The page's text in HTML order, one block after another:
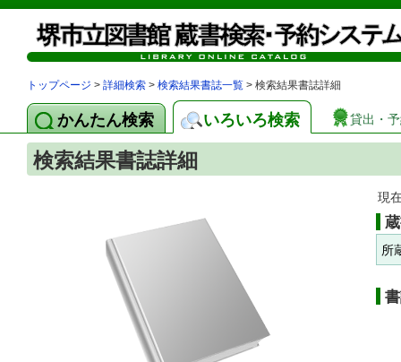
トップページ > 詳細検索 > 検索結果書誌一覧 > 検索結果書誌詳細
かんたん検索 いろいろ検索 貸出・
検索結果書誌詳細
現
所